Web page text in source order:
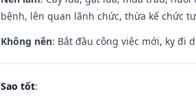
bệnh, lên quan lãnh chức, thừa kế chức
Không nên: Bắt đầu công việc mới, kỵ đi
Sao tốt: